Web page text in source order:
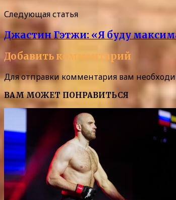
Следующая статья
Джастин Гэтжи: «Я буду
Добавить комментарий
Для отправки комментария вам
ВАМ МОЖЕТ ПОНРАВИТЬСЯ